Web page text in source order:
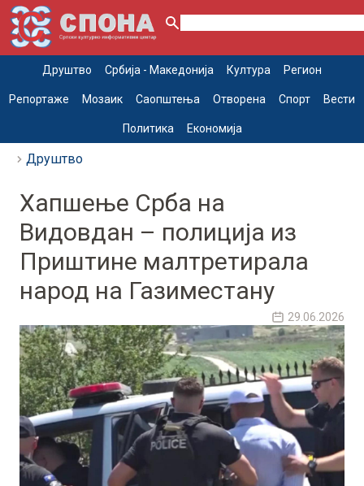
Друштво Србија - Македонија Култура Регион
Репортаже Мозаик Саопштења Отворена Спорт Вести
Политика Економија
Друштво
Хапшење Срба на
Видовдан – полиција из
Приштине малтретирала
народ на Газиместану
29.06.2026